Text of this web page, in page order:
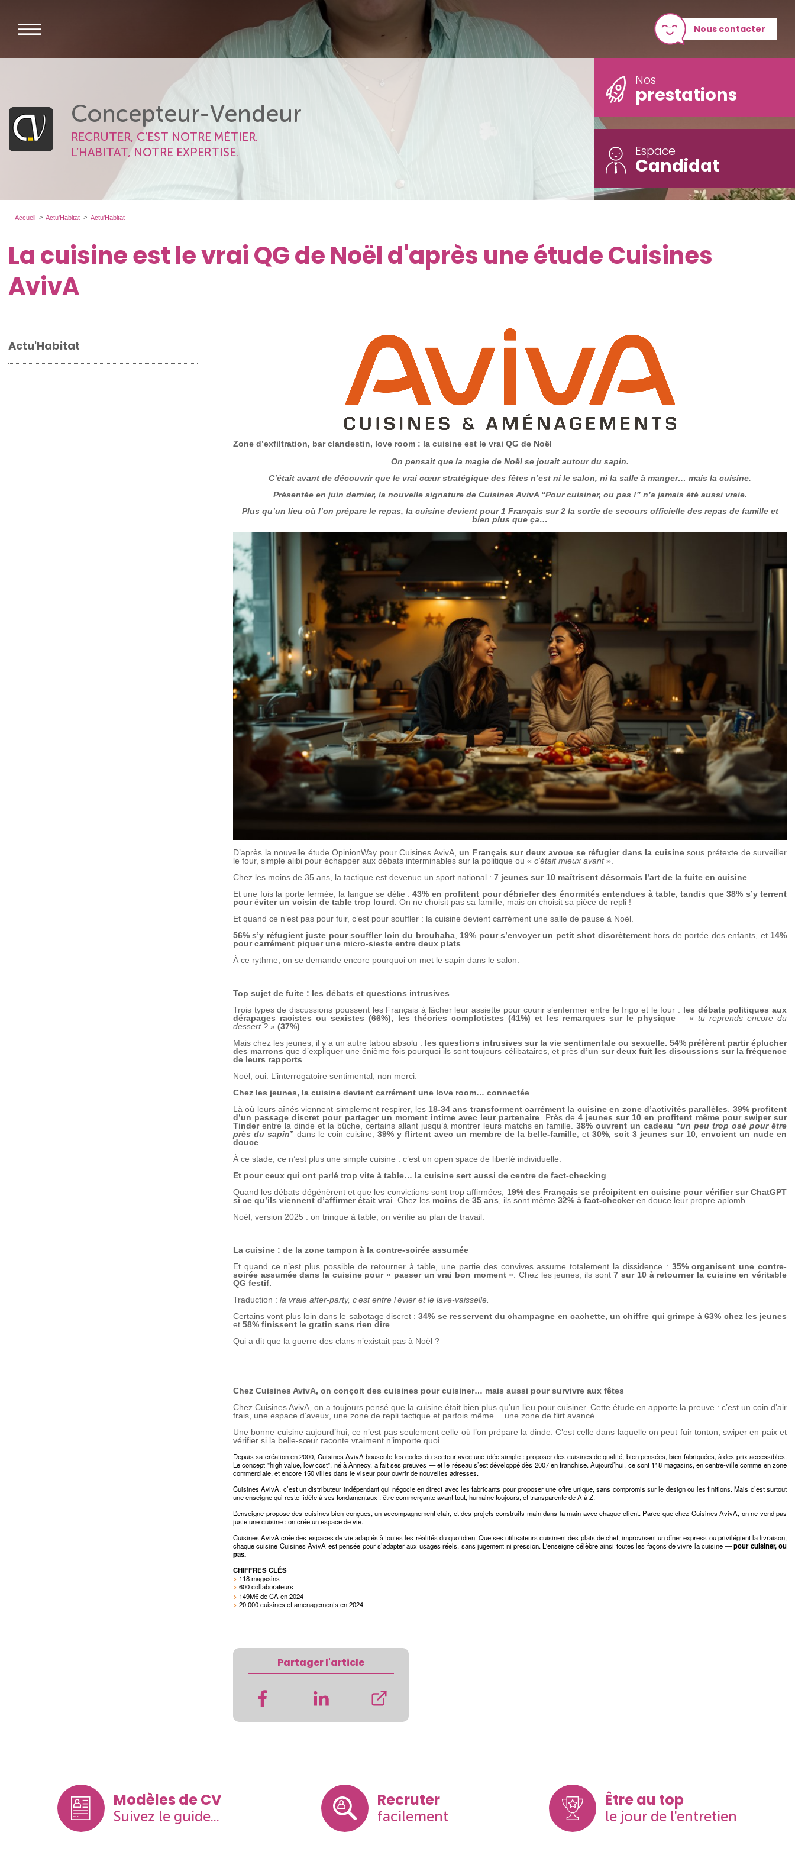
Nous contacter
Concepteur-Vendeur
RECRUTER, C’EST NOTRE MÉTIER.
L’HABITAT, NOTRE EXPERTISE.
Nos
prestations
Espace
Candidat
Accueil Actu'Habitat Actu'Habitat
La cuisine est le vrai QG de Noël d'après une étude Cuisines
AvivA
Actu'Habitat
Zone d’exfiltration, bar clandestin, love room : la cuisine est le vrai QG de Noël
On pensait que la magie de Noël se jouait autour du sapin.
C’était avant de découvrir que le vrai cœur stratégique des fêtes n’est ni le salon, ni la salle à manger… mais la cuisine.
Présentée en juin dernier, la nouvelle signature de Cuisines AvivA “Pour cuisiner, ou pas !” n’a jamais été aussi vraie.
Plus qu’un lieu où l’on prépare le repas, la cuisine devient pour 1 Français sur 2 la sortie de secours officielle des repas de famille et
bien plus que ça…
D’après la nouvelle étude OpinionWay pour Cuisines AvivA, un Français sur deux avoue se réfugier dans la cuisinesous prétexte de surveiller
le four, simple alibi pour échapper aux débats interminables sur la politique ou « c’était mieux avant».
Chez les moins de 35 ans, la tactique est devenue un sport national : 7 jeunes sur 10 maîtrisent désormais l’art de la fuite en cuisine
Et une fois la porte fermée, la langue se délie :43% en profitent pour débriefer des énormités entendues à table, tandis que 38% s’y terrent
pour éviter un voisin de table trop lourd . On ne choisit pas sa famille, mais on choisit sa pièce de repli !
Et quand ce n’est pas pour fuir, c’est pour souffler : la cuisine devient carrément une salle de pause à Noël.
56% s’y réfugient juste pour souffler loin du brouhaha, 19% pour s’envoyer un petit shot discrètementhors de portée des enfants, et 14%
pour carrément piquer une micro-sieste entre deux plats
À ce rythme, on se demande encore pourquoi on met le sapin dans le salon.
Top sujet de fuite : les débats et questions intrusives
Trois types de discussions poussent les Français à lâcher leur assiette pour courir s’enfermer entre le frigo et le four : les débats politiques aux
dérapages racistes ou sexistes (66%), les théories complotistes (41%) et les remarques sur le physique – « tu reprends encore du
dessert ? » (37%)
Mais chez les jeunes, il y a un autre tabou absolu : les questions intrusives sur la vie sentimentale ou sexuelle. 54% préfèrent partir éplucher
des marrons que d’expliquer une énième fois pourquoi ils sont toujours célibataires, et près d’un sur deux fuit les discussions sur la fréquence
de leurs rapports
Noël, oui. L’interrogatoire sentimental, non merci.
Chez les jeunes, la cuisine devient carrément une love room… connectée
Là où leurs aînés viennent simplement respirer, les 18-34 ans transforment carrément la cuisine en zone d’activités parallèles
39% profitent
d’un passage discret pour partager un moment intime avec leur partenaire . Près de 4 jeunes sur 10 en profitent même pour swiper sur
Tinderentre la dinde et la bûche, certains allant jusqu’à montrer leurs matchs en famille.38% ouvrent un cadeau “un peu trop osé pour être
près du sapin” dans le coin cuisine, 39% y flirtent avec un membre de la belle-famille , et 30%, soit 3 jeunes sur 10, envoient un nude en
douce
À ce stade, ce n’est plus une simple cuisine : c’est un open space de liberté individuelle.
Et pour ceux qui ont parlé trop vite à table… la cuisine sert aussi de centre de fact-checking
Quand les débats dégénèrent et que les convictions sont trop affirmées, 19% des Français se précipitent en cuisine pour vérifier sur ChatGPT
si ce qu’ils viennent d’affirmer était vrai . Chez les moins de 35 ans , ils sont même 32% à fact-checkeren douce leur propre aplomb.
Noël, version 2025 : on trinque à table, on vérifie au plan de travail.
La cuisine : de la zone tampon à la contre-soirée assumée
Et quand ce n’est plus possible de retourner à table, une partie des convives assume totalement la dissidence : 35% organisent une contre-
soirée assumée dans la cuisine pour « passer un vrai bon moment » . Chez les jeunes, ils sont7 sur 10 à retourner la cuisine en véritable
QG festif.
Traduction : la vraie after-party, c’est entre l’évier et le lave-vaisselle.
Certains vont plus loin dans le sabotage discret :34% se resservent du champagne en cachette, un chiffre qui grimpe à 63% chez les jeunes
et 58% finissent le gratin sans rien dire
Qui a dit que la guerre des clans n’existait pas à Noël ?
Chez Cuisines AvivA, on conçoit des cuisines pour cuisiner… mais aussi pour survivre aux fêtes
Chez Cuisines AvivA, on a toujours pensé que la cuisine était bien plus qu’un lieu pour cuisiner. Cette étude en apporte la preuve : c’est un coin d’air
frais, une espace d’aveux, une zone de repli tactique et parfois même… une zone de flirt avancé.
Une bonne cuisine aujourd’hui, ce n’est pas seulement celle où l’on prépare la dinde. C’est celle dans laquelle on peut fuir tonton, swiper en paix et
vérifier si la belle-sœur raconte vraiment n’importe quoi.
Depuis sa création en 2000, Cuisines AvivA bouscule les codes du secteur avec une idée simple : proposer des cuisines de qualité, bien pensées, bien fabriquées, à des prix accessibles.
Le concept "high value, low cost", né à Annecy, a fait ses preuves — et le réseau s’est développé dès 2007 en franchise. Aujourd’hui, ce sont 118 magasins, en centre-ville comme en zone
commerciale, et encore 150 villes dans le viseur pour ouvrir de nouvelles adresses.
Cuisines AvivA, c’est un distributeur indépendant qui négocie en direct avec les fabricants pour proposer une offre unique, sans compromis sur le design ou les finitions. Mais c’est surtout
une enseigne qui reste fidèle à ses fondamentaux : être commerçante avant tout, humaine toujours, et transparente de A à Z.
L’enseigne propose des cuisines bien conçues, un accompagnement clair, et des projets construits main dans la main avec chaque client. Parce que chez Cuisines AvivA, on ne vend pas
juste une cuisine : on crée un espace de vie.
Cuisines AvivA crée des espaces de vie adaptés à toutes les réalités du quotidien. Que ses utilisateurs cuisinent des plats de chef, improvisent un dîner express ou privilégient la livraison,
chaque cuisine Cuisines AvivA est pensée pour s’adapter aux usages réels, sans jugement ni pression. L'enseigne célèbre ainsi toutes les façons de vivre la cuisine —pour cuisiner, ou
pas.
CHIFFRES CLÉS
> 118 magasins
> 600 collaborateurs
> 149M€ de CA en 2024
> 20 000 cuisines et aménagements en 2024
Partager l'article
Modèles de CV
Suivez le guide...
Recruter
facilement
Être au top
le jour de l'entretien